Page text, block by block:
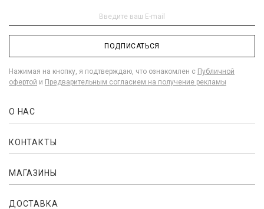
ПОДПИСАТЬСЯ
Нажимая на кнопку, я подтверждаю, что ознакомлен с Публичной
офертой и Предварительным согласием на получение рекламы
О НАС
КОНТАКТЫ
МАГАЗИНЫ
ДОСТАВКА